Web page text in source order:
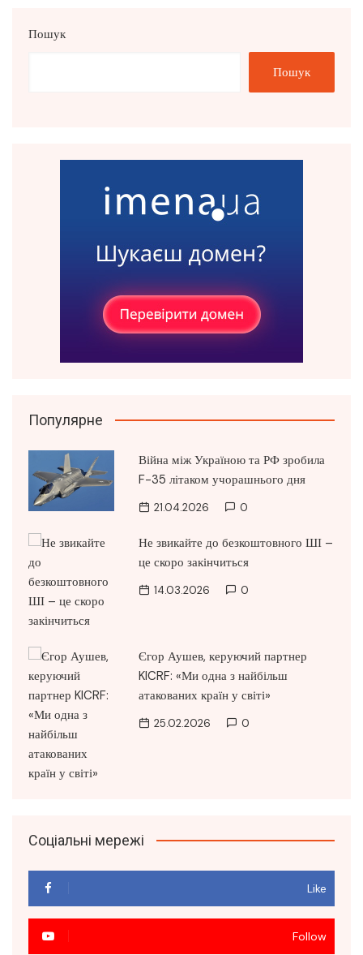
Пошук
Пошук
Популярне
Війна між Україною та РФ зробила
F-35 літаком учорашнього дня
21.04.2026 0
Не звикайте до безкоштовного ШІ –
це скоро закінчиться
14.03.2026 0
Єгор Аушев, керуючий партнер
KICRF: «Ми одна з найбільш
атакованих країн у світі»
25.02.2026 0
Соціальні мережі
Like
Follow